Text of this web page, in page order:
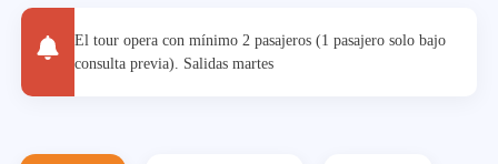
El tour opera con mínimo 2 pasajeros (1 pasajero solo bajo
consulta previa). Salidas martes